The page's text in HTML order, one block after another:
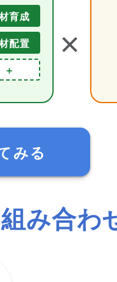
育成
配置
＋ ＋
みる
み合わ